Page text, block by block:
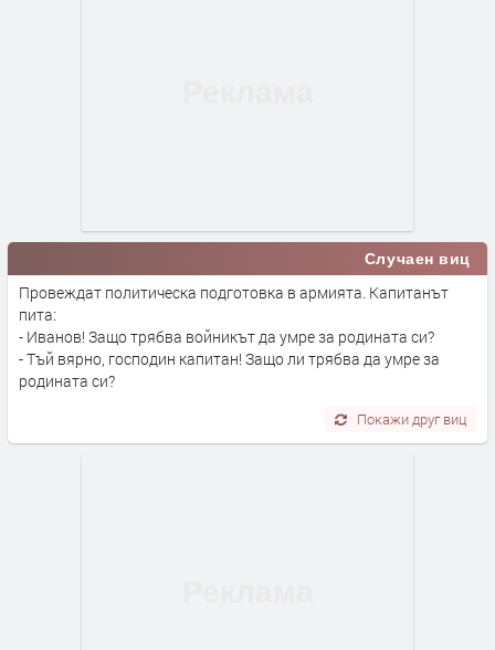
Случаен виц
Провеждат политическа подготовка в армията. Капитанът
пита:
- Иванов! Защо трябва войникът да умре за родината си?
- Тъй вярно, господин капитан! Защо ли трябва да умре за
родината си?
Покажи друг виц